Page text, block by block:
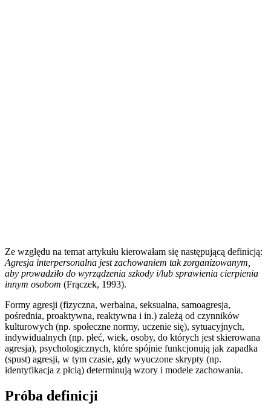
Ze względu na temat artykułu kierowałam się następującą definicją:
Agresja interpersonalna jest zachowaniem tak zorganizowanym,
aby prowadziło do wyrządzenia szkody i/lub sprawienia cierpienia
innym osobom (Frączek, 1993).
Formy agresji (fizyczna, werbalna, seksualna, samoagresja,
pośrednia, proaktywna, reaktywna i in.) zależą od czynników
kulturowych (np. społeczne normy, uczenie się), sytuacyjnych,
indywidualnych (np. płeć, wiek, osoby, do których jest skierowana
agresja), psychologicznych, które spójnie funkcjonują jak zapadka
(spust) agresji, w tym czasie, gdy wyuczone skrypty (np.
identyfikacja z płcią) determinują wzory i modele zachowania.
Próba definicji